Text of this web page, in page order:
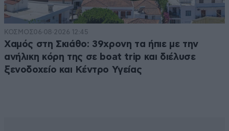
ΚΟΣΜΟΣ06·08·2026 12:45
Χαμός στη Σκιάθο: 39χρονη τα ήπιε με την
ανήλικη κόρη της σε boat trip και διέλυσε
ξενοδοχείο και Κέντρο Υγείας